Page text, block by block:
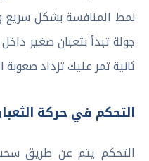
نمط المنافسة بشكل سريع
جولة تبدأ بثعبان صغير
ثانية تمر عليك تزداد صعوبة
التحكم في حركة
التحكم يتم عن طريق